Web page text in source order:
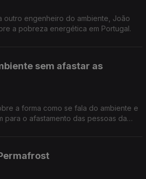
outro engenheiro do ambiente, João
a pobreza energética em Portugal.
sem afastar as
a forma como se fala do ambiente e
para o afastamento das pessoas da